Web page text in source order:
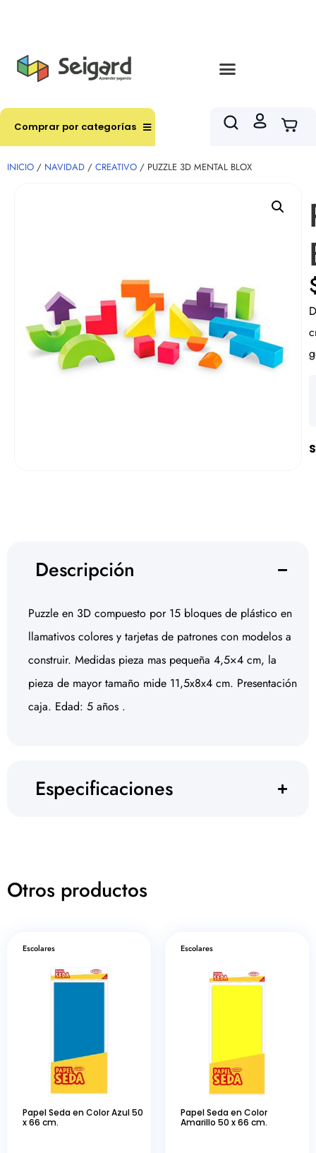
Comprar por categorías
INICIO / NAVIDAD / CREATIVO / PUZZLE 3D MENTAL BLOX
Descripción
Puzzle en 3D compuesto por 15 bloques de plástico en
llamativos colores y tarjetas de patrones con modelos a
construir. Medidas pieza mas pequeña 4,5×4 cm, la
pieza de mayor tamaño mide 11,5x8x4 cm. Presentación
caja. Edad: 5 años .
Especificaciones
Otros productos
Escolares
Papel Seda en Color Azul 50
x 66 cm.
Escolares
Papel Seda en Color
Amarillo 50 x 66 cm.